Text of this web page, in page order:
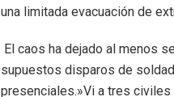
una limitada evacuación de
El caos ha dejado al menos
supuestos disparos de
presenciales.»Vi a tres